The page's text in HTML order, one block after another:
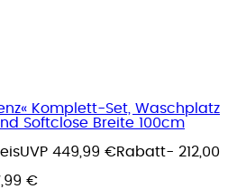
Komplett-Set, Waschplatz
Softclose Breite 100cm
UVP 449,99 €Rabatt- 212,00
€